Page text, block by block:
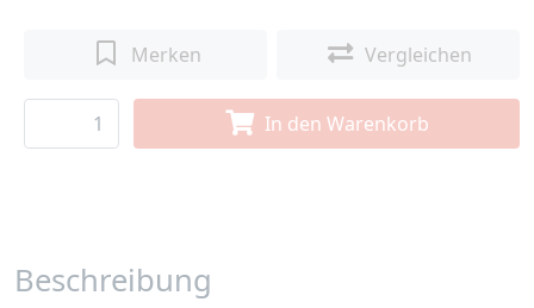
Merken Vergleichen
In den Warenkorb
Beschreibung